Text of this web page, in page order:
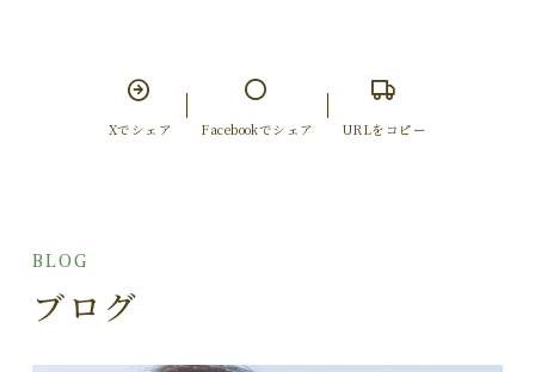
Xでシェア Facebookでシェア URLをコピー
BLOG
ブログ